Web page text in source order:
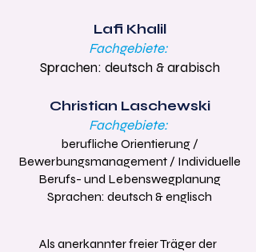
Lafi Khalil
Fachgebiete:
Sprachen: deutsch & arabisch
Christian Laschewski
Fachgebiete:
berufliche Orientierung /
Bewerbungsmanagement / Individuelle
Berufs- und Lebenswegplanung
Sprachen: deutsch & englisch
Als anerkannter freier Träger der